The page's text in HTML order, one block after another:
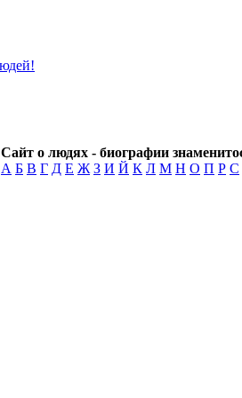
Сайт о людях - биографии
А Б В Г Д Е Ж З И Й К Л М Н О П Р С